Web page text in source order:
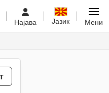
Најава Јазик Мени